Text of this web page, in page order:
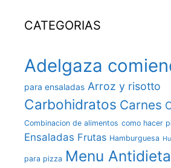
CATEGORIAS
Adelgaza
para ensaladas Arroz y risotto
Carbohidratos Carnes
Combinacion de alimentos como hacer
Ensaladas Frutas Hamburguesa
para pizza Menu Antidieta